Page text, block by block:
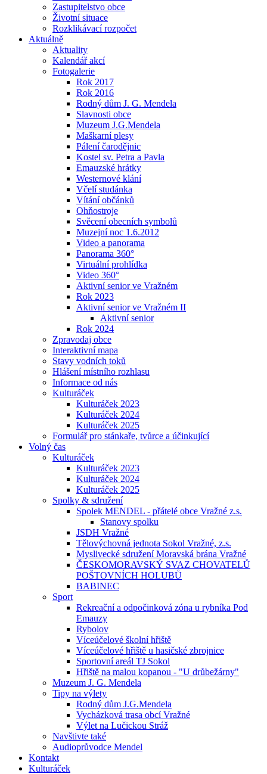
Zastupitelstvo obce
Životní situace
Rozklikávací rozpočet
Aktuálně
Aktuality
Kalendář akcí
Fotogalerie
Rok 2017
Rok 2016
Rodný dům J. G. Mendela
Slavnosti obce
Muzeum J.G.Mendela
Maškarní plesy
Pálení čarodějnic
Kostel sv. Petra a Pavla
Emauzské hrátky
Westernové klání
Včelí studánka
Vítání občánků
Ohňostroje
Svěcení obecních symbolů
Muzejní noc 1.6.2012
Video a panorama
Panorama 360°
Virtuální prohlídka
Video 360°
Aktivní senior ve Vražném
Rok 2023
Aktivní senior ve Vražném II
Aktivní senior
Rok 2024
Zpravodaj obce
Interaktivní mapa
Stavy vodních toků
Hlášení místního rozhlasu
Informace od nás
Kulturáček
Kulturáček 2023
Kulturáček 2024
Kulturáček 2025
Formulář pro stánkaře, tvůrce a účinkující
Volný čas
Kulturáček
Kulturáček 2023
Kulturáček 2024
Kulturáček 2025
Spolky & sdružení
Spolek MENDEL - přátelé obce Vražné z.s.
Stanovy spolku
JSDH Vražné
Tělovýchovná jednota Sokol Vražné, z.s.
Myslivecké sdružení Moravská brána Vražné
ČESKOMORAVSKÝ SVAZ CHOVATELŮ
POŠTOVNÍCH HOLUBŮ
BABINEC
Sport
Rekreační a odpočinková zóna u rybníka Pod
Emauzy
Rybolov
Víceúčelové školní hřiště
Víceúčelové hřiště u hasičské zbrojnice
Sportovní areál TJ Sokol
Hřiště na malou kopanou - "U drůbežárny"
Muzeum J. G. Mendela
Tipy na výlety
Rodný dům J.G.Mendela
Vycházková trasa obcí Vražné
Výlet na Lučickou Stráž
Navštivte také
Audioprůvodce Mendel
Kontakt
Kulturáček